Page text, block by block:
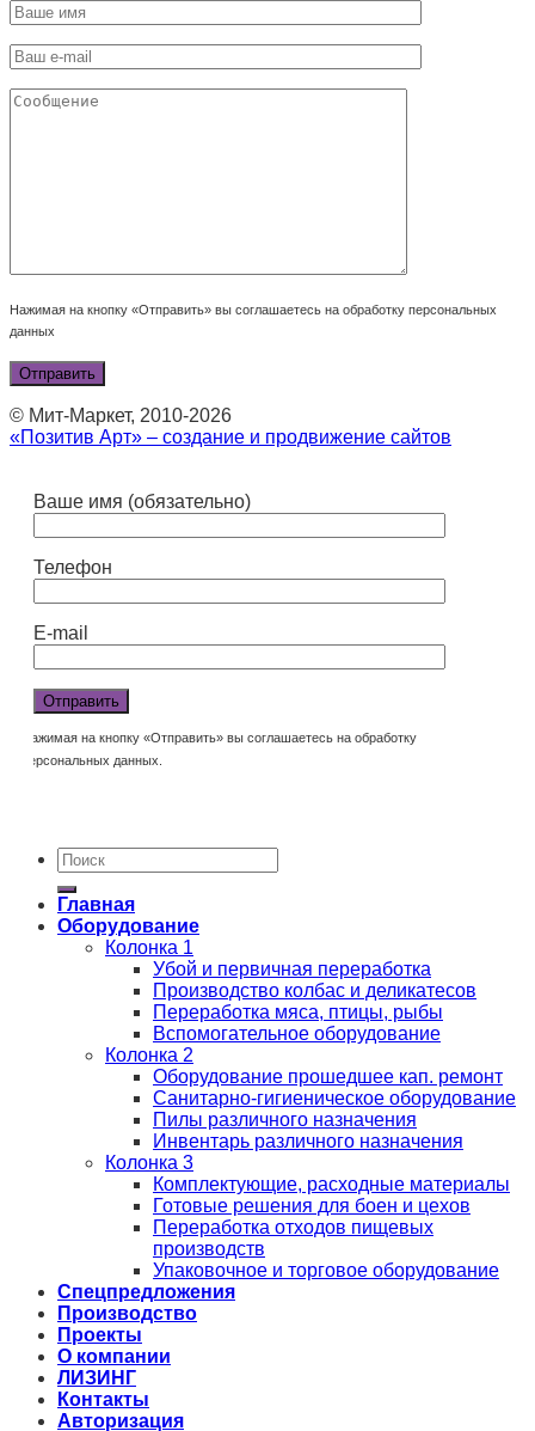
Нажимая на кнопку «Отправить» вы соглашаетесь на обработку персональных
данных
© Мит-Маркет, 2010-2026
«Позитив Арт» – создание и продвижение сайтов
Ваше имя (обязательно)
Телефон
E-mail
Нажимая на кнопку «Отправить» вы соглашаетесь на обработку
персональных данных.
Главная
Оборудование
Колонка 1
Убой и первичная переработка
Производство колбас и деликатесов
Переработка мяса, птицы, рыбы
Вспомогательное оборудование
Колонка 2
Оборудование прошедшее кап. ремонт
Санитарно-гигиеническое оборудование
Пилы различного назначения
Инвентарь различного назначения
Колонка 3
Комплектующие, расходные материалы
Готовые решения для боен и цехов
Переработка отходов пищевых
производств
Упаковочное и торговое оборудование
Спецпредложения
Производство
Проекты
О компании
ЛИЗИНГ
Контакты
Авторизация